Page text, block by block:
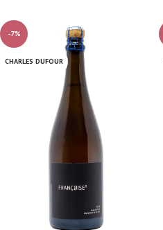
-7%
CHARLES DUFOUR